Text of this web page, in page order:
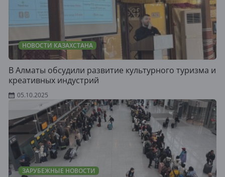
НОВОСТИ КАЗАХСТАНА
В Алматы обсудили развитие культурного туризма и
креативных индустрий
05.10.2025
ЗАРУБЕЖНЫЕ НОВОСТИ